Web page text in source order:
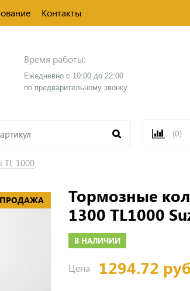
Контакты
Время работы:
Ежедневно с 10:00 до 22:00
​по предварительному звонку
(0)
TL 1000
Тормозные
1300 TL1000
В НАЛИЧИИ
Цена 1294.72